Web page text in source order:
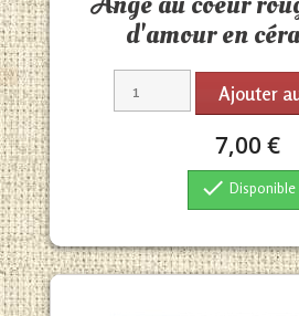
d'amour en
Ajouter
7,00 €
 Disponible